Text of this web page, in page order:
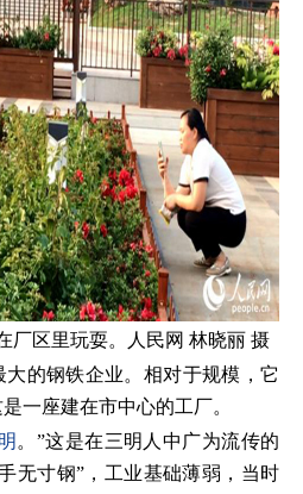
厂区里玩耍。人民网 林晓丽 摄
大的钢铁企业。相对于规模，它
一座建在市中心的工厂。
。”这是在三明人中广为流传的
无寸钢”，工业基础薄弱，当时